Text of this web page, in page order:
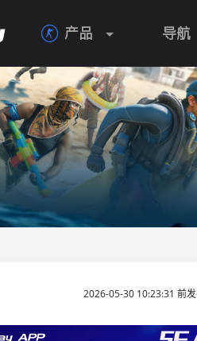
 产品 导航
2026-05-30 10:23:31 前